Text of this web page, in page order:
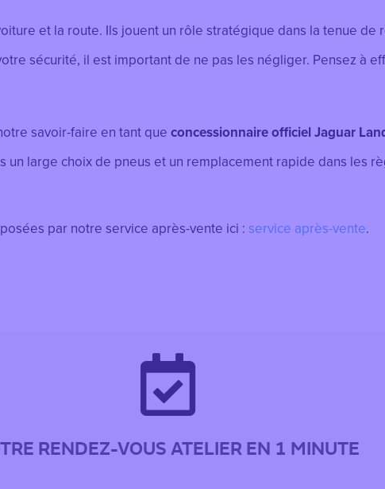
et la route. Ils jouent un rôle stratégique dans la tenue de
sécurité, il est important de ne pas les négliger. Pensez à
savoir-faire en tant queconcessionnaire officiel Jaguar
un large choix de pneus et un remplacement rapide dans les
par notre service après-vente ici : service après-vente.

RENDEZ-VOUS ATELIER EN 1 MINUTE